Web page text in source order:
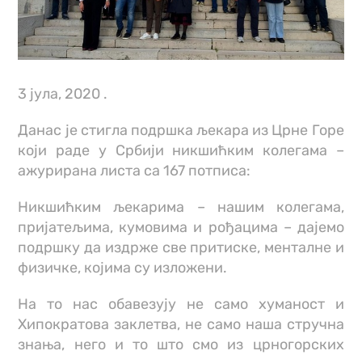
3 јула, 2020 .
Данас је стигла подршка љекара из Црне Горе
који раде у Србији никшићким колегама –
ажурирана листа са 167 потписа:
Никшићким љекарима – нашим колегама,
пријатељима, кумовима и рођацима – дајемо
подршку да издрже све притиске, менталне и
физичке, којима су изложени.
На то нас обавезују не само хуманост и
Хипократова заклетва, не само наша стручна
знања, него и то што смо из црногорских